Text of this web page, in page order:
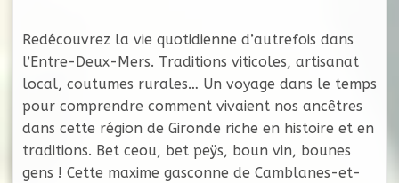
Redécouvrez la vie quotidienne d’autrefois dans
l’Entre-Deux-Mers. Traditions viticoles, artisanat
local, coutumes rurales… Un voyage dans le temps
pour comprendre comment vivaient nos ancêtres
dans cette région de Gironde riche en histoire et en
traditions. Bet ceou, bet peÿs, boun vin, bounes
gens ! Cette maxime gasconne de Camblanes-et-